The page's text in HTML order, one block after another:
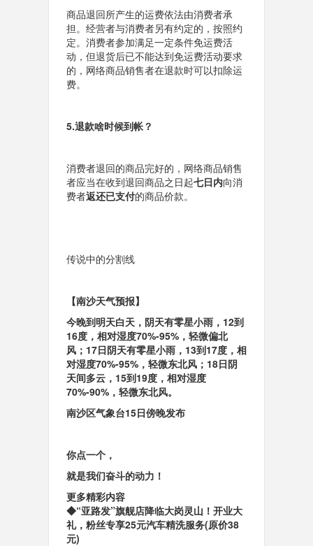
商品退回所产生的运费依法由消费者承
担。经营者与消费者另有约定的，按照约
定。消费者参加满足一定条件免运费活
动 ，但退货后已不能达到免运费活动要求
的，网络商品销售者在退款时可以扣除运
费。
5.退款啥时候到帐？
消费者退回的商品完好的，网络商品销售
者应当在收到退回商品之日起七日内向消
费者返还已支付的商品价款。
传说中的分割线
【南沙天气预报】
今晚到明天白天，阴天有零星小雨，12到
16度，相对湿度70%-95%，轻微偏北
风；17日阴天有零星小雨，13到17度，相
对湿度70%-95%，轻微东北风；18日阴
天间多云，15到19度，相对湿度
70%-90%，轻微东北风。
南沙区气象台15日傍晚发布
你点一个，
就是我们奋斗的动力！
更多精彩内容
◆“亚路发”旗舰店降临大岗灵山！开业大
礼，粉丝专享25元汽车精洗服务(原价38
元)